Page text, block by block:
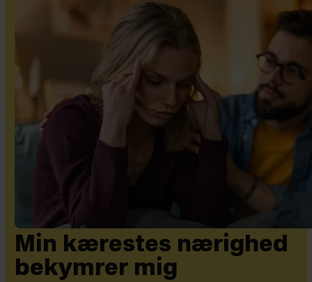
Min kærestes nærighed
bekymrer mig